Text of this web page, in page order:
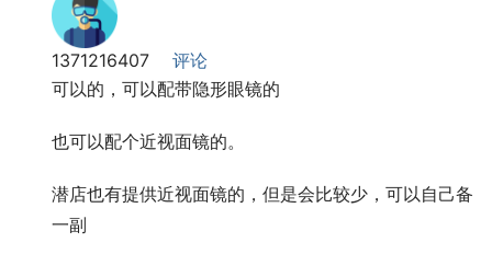
1371216407
评论
可以的，可以配带隐形眼镜的
也可以配个近视面镜的。
潜店也有提供近视面镜的，但是会比较少，可以自己备
一副